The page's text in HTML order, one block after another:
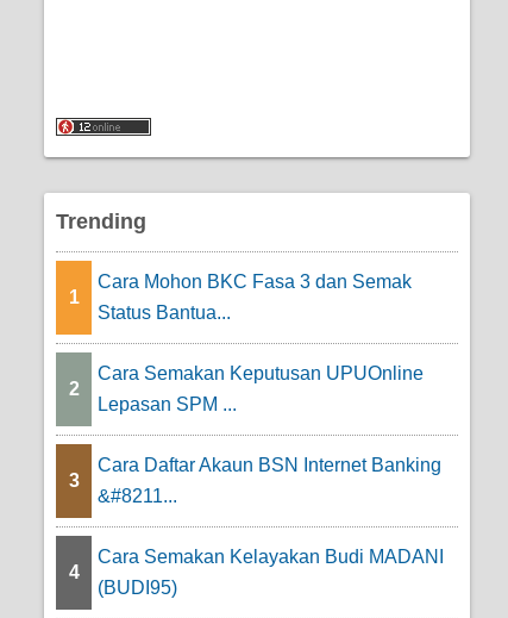
Trending
1
Cara Mohon BKC Fasa 3 dan Semak
Status Bantua...
2
Cara Semakan Keputusan UPUOnline
Lepasan SPM ...
3
Cara Daftar Akaun BSN Internet Banking
&#8211...
4
Cara Semakan Kelayakan Budi MADANI
(BUDI95)